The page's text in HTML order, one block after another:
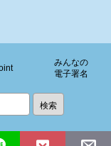
みんなの
電子署名